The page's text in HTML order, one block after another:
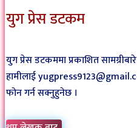
युग प्रेस डटकम
युग प्रेस डटकममा प्रकाशित
हामीलाई
फोन गर्न सक्नुहुनेछ ।